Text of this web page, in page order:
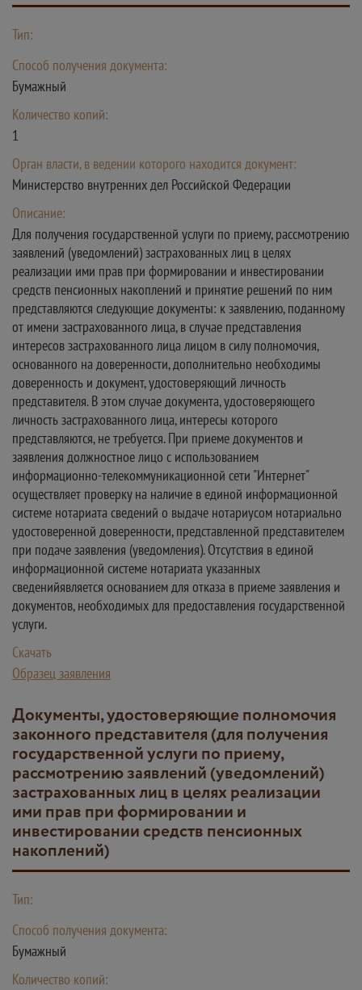
Тип:
Способ получения документа:
Бумажный
Количество копий:
1
Орган власти, в ведении которого находится документ:
Министерство внутренних дел Российской Федерации
Описание:
Для получения государственной услуги по приему, рассмотрению
заявлений (уведомлений) застрахованных лиц в целях
реализации ими прав при формировании и инвестировании
средств пенсионных накоплений и принятие решений по ним
представляются следующие документы: к заявлению, поданному
от имени застрахованного лица, в случае представления
интересов застрахованного лица лицом в силу полномочия,
основанного на доверенности, дополнительно необходимы
доверенность и документ, удостоверяющий личность
представителя. В этом случае документа, удостоверяющего
личность застрахованного лица, интересы которого
представляются, не требуется. При приеме документов и
заявления должностное лицо с использованием
информационно-телекоммуникационной сети "Интернет"
осуществляет проверку на наличие в единой информационной
системе нотариата сведений о выдаче нотариусом нотариально
удостоверенной доверенности, представленной представителем
при подаче заявления (уведомления). Отсутствия в единой
информационной системе нотариата указанных
сведенийявляется основанием для отказа в приеме заявления и
документов, необходимых для предоставления государственной
услуги.
Скачать
Образец заявления
Документы, удостоверяющие полномочия
законного представителя (для получения
государственной услуги по приему,
рассмотрению заявлений (уведомлений)
застрахованных лиц в целях реализации
ими прав при формировании и
инвестировании средств пенсионных
накоплений)
Тип:
Способ получения документа:
Бумажный
Количество копий: